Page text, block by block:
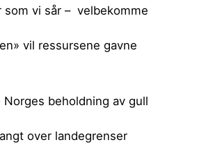
som vi sår – velbekomme
vil ressursene gavne
Norges beholdning av gull
over landegrenser